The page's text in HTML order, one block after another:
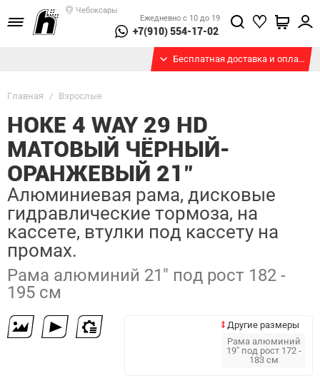
Чебоксары
Ежедневно с 10 до 19
+7(910) 554-17-02
Бесплатная доставка и оплата при получении
Главная / Взрослые
HOKE 4 WAY 29 HD
МАТОВЫЙ ЧЁРНЫЙ-
ОРАНЖЕВЫЙ 21"
Алюминиевая рама, дисковые
гидравлические тормоза, на
кассете, втулки под кассету на
промах.
Рама алюминий 21" под рост 182 -
195 см
Другие размеры
Рама алюминий
19" под рост 172 -
183 см